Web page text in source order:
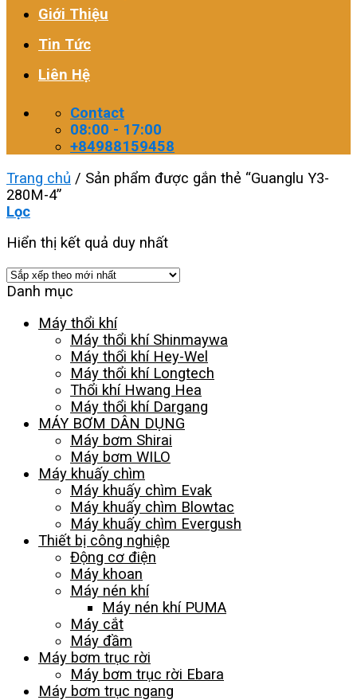
Giới Thiệu
Tin Tức
Liên Hệ
Contact
08:00 - 17:00
+84988159458
Trang chủ / Sản phẩm được gắn thẻ “Guanglu Y3-
280M-4”
Lọc
Hiển thị kết quả duy nhất
Danh mục
Máy thổi khí
Máy thổi khí Shinmaywa
Máy thổi khí Hey-Wel
Máy thổi khí Longtech
Thổi khí Hwang Hea
Máy thổi khí Dargang
MÁY BƠM DÂN DỤNG
Máy bơm Shirai
Máy bơm WILO
Máy khuấy chìm
Máy khuấy chìm Evak
Máy khuấy chìm Blowtac
Máy khuấy chìm Evergush
Thiết bị công nghiệp
Động cơ điện
Máy khoan
Máy nén khí
Máy nén khí PUMA
Máy cắt
Máy đầm
Máy bơm trục rời
Máy bơm trục rời Ebara
Máy bơm trục ngang